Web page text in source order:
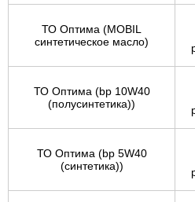
ТО Оптима (MOBIL
синтетическое масло)
ТО Оптима (bp 10W40
(полусинтетика))
ТО Оптима (bp 5W40
(синтетика))